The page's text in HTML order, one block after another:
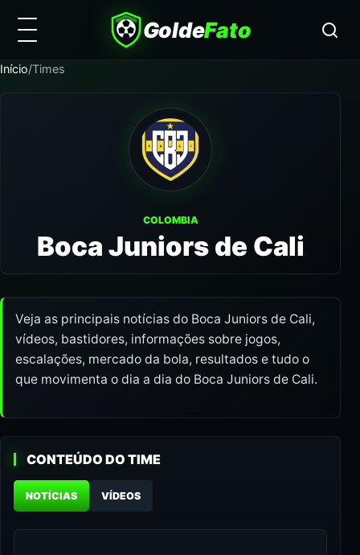
GoldeFato
Início/Times
COLOMBIA
Boca Juniors de Cali
Veja as principais notícias do Boca Juniors de Cali,
vídeos, bastidores, informações sobre jogos,
escalações, mercado da bola, resultados e tudo o
que movimenta o dia a dia do Boca Juniors de Cali.
CONTEÚDO DO TIME
NOTÍCIAS VÍDEOS